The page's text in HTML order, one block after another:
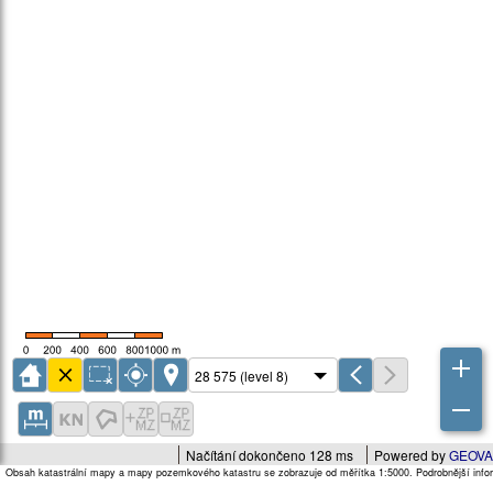
Powered by
Načítání dokončeno 128 ms
Obsah katastrální mapy a mapy pozemkového katastru se zobrazuje od měřítka 1:5000. Podrobnější